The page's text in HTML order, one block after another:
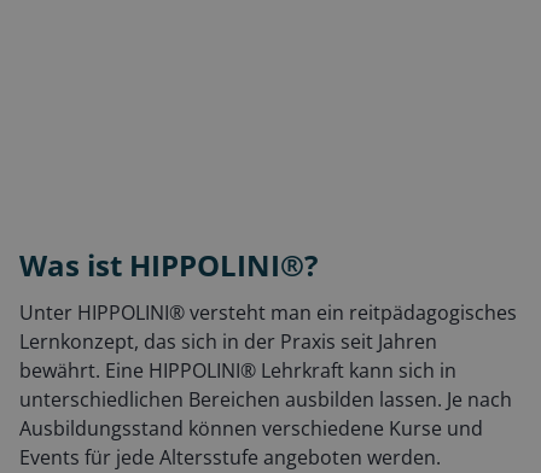
Was ist HIPPOLINI®?
Unter HIPPOLINI® versteht man ein reitpädagogisches
Lernkonzept, das sich in der Praxis seit Jahren
bewährt. Eine HIPPOLINI® Lehrkraft kann sich in
unterschiedlichen Bereichen ausbilden lassen. Je nach
Ausbildungsstand können verschiedene Kurse und
Events für jede Altersstufe angeboten werden.